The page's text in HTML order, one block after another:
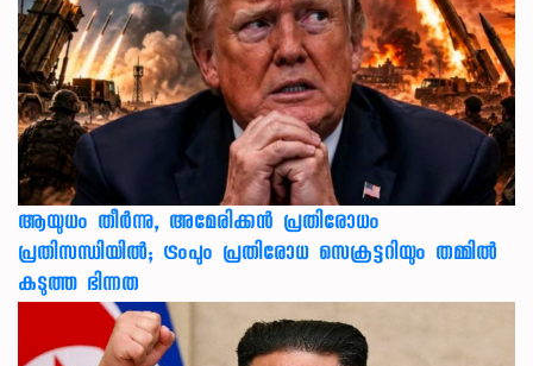
ആയുധം തീർന്നു, അമേരിക്കൻ പ്രതിരോധം
പ്രതിസന്ധിയിൽ; ട്രംപും പ്രതിരോധ സെക്രട്ടറിയും തമ്മിൽ
കടുത്ത ഭിന്നത